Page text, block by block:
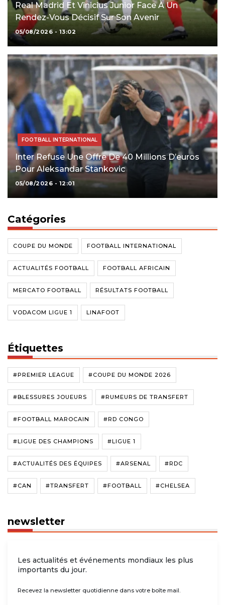
Real Madrid Et Vinicius Junior Face À Un
Rendez-Vous Décisif Sur Son Avenir
05/08/2026 - 13:02
FOOTBALL INTERNATIONAL
Inter Refuse Une Offre De 40 Millions D’euros
Pour Aleksandar Stankovic
05/08/2026 - 12:01
Catégories
COUPE DU MONDE FOOTBALL INTERNATIONAL
ACTUALITÉS FOOTBALL FOOTBALL AFRICAIN
MERCATO FOOTBALL RÉSULTATS FOOTBALL
VODACOM LIGUE 1 LINAFOOT
Étiquettes
#PREMIER LEAGUE #COUPE DU MONDE 2026
#BLESSURES JOUEURS #RUMEURS DE TRANSFERT
#FOOTBALL MAROCAIN #RD CONGO
#LIGUE DES CHAMPIONS #LIGUE 1
#ACTUALITÉS DES ÉQUIPES #ARSENAL #RDC
#CAN #TRANSFERT #FOOTBALL #CHELSEA
newsletter
Les actualités et événements mondiaux les plus
importants du jour.
Recevez la newsletter quotidienne dans votre boîte mail.